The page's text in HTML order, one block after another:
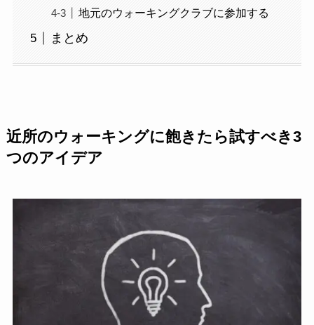
地元のウォーキングクラブに参加する
まとめ
近所のウォーキングに飽きたら試すべき3
つのアイデア